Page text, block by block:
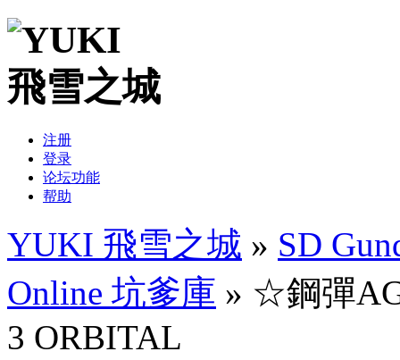
注册
登录
论坛功能
帮助
YUKI 飛雪之城 » SD
Online 坑爹庫 » ☆鋼彈
3 ORBITAL